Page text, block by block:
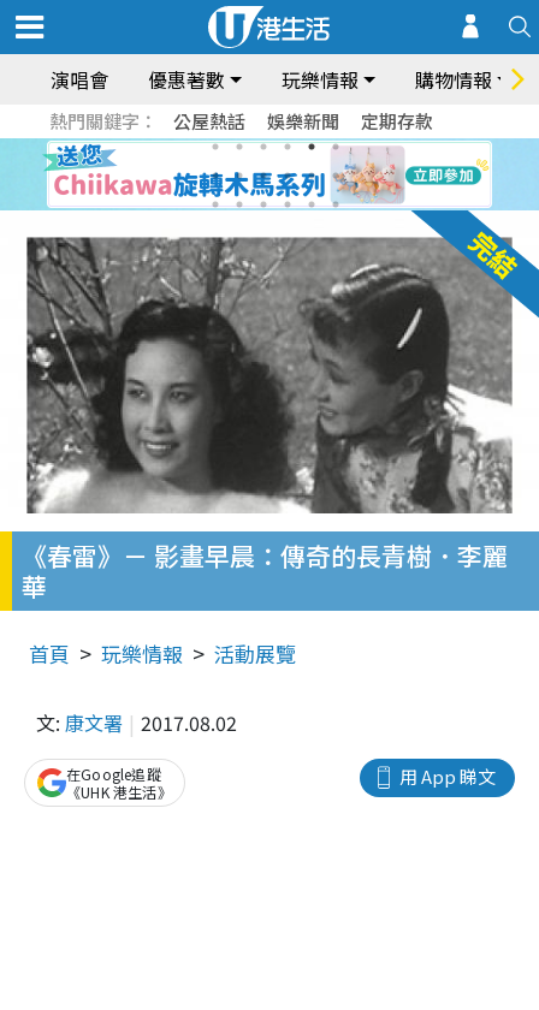
演唱會 優惠著數 玩樂情報 購物情報
熱門關鍵字： 公屋熱話 娛樂新聞 定期存款
《春雷》－ 影畫早晨：傳奇的長青樹．李麗
華
首頁 玩樂情報 活動展覽
文: 康文署 2017.08.02
用 App 睇文
在Google追蹤
《UHK 港生活》